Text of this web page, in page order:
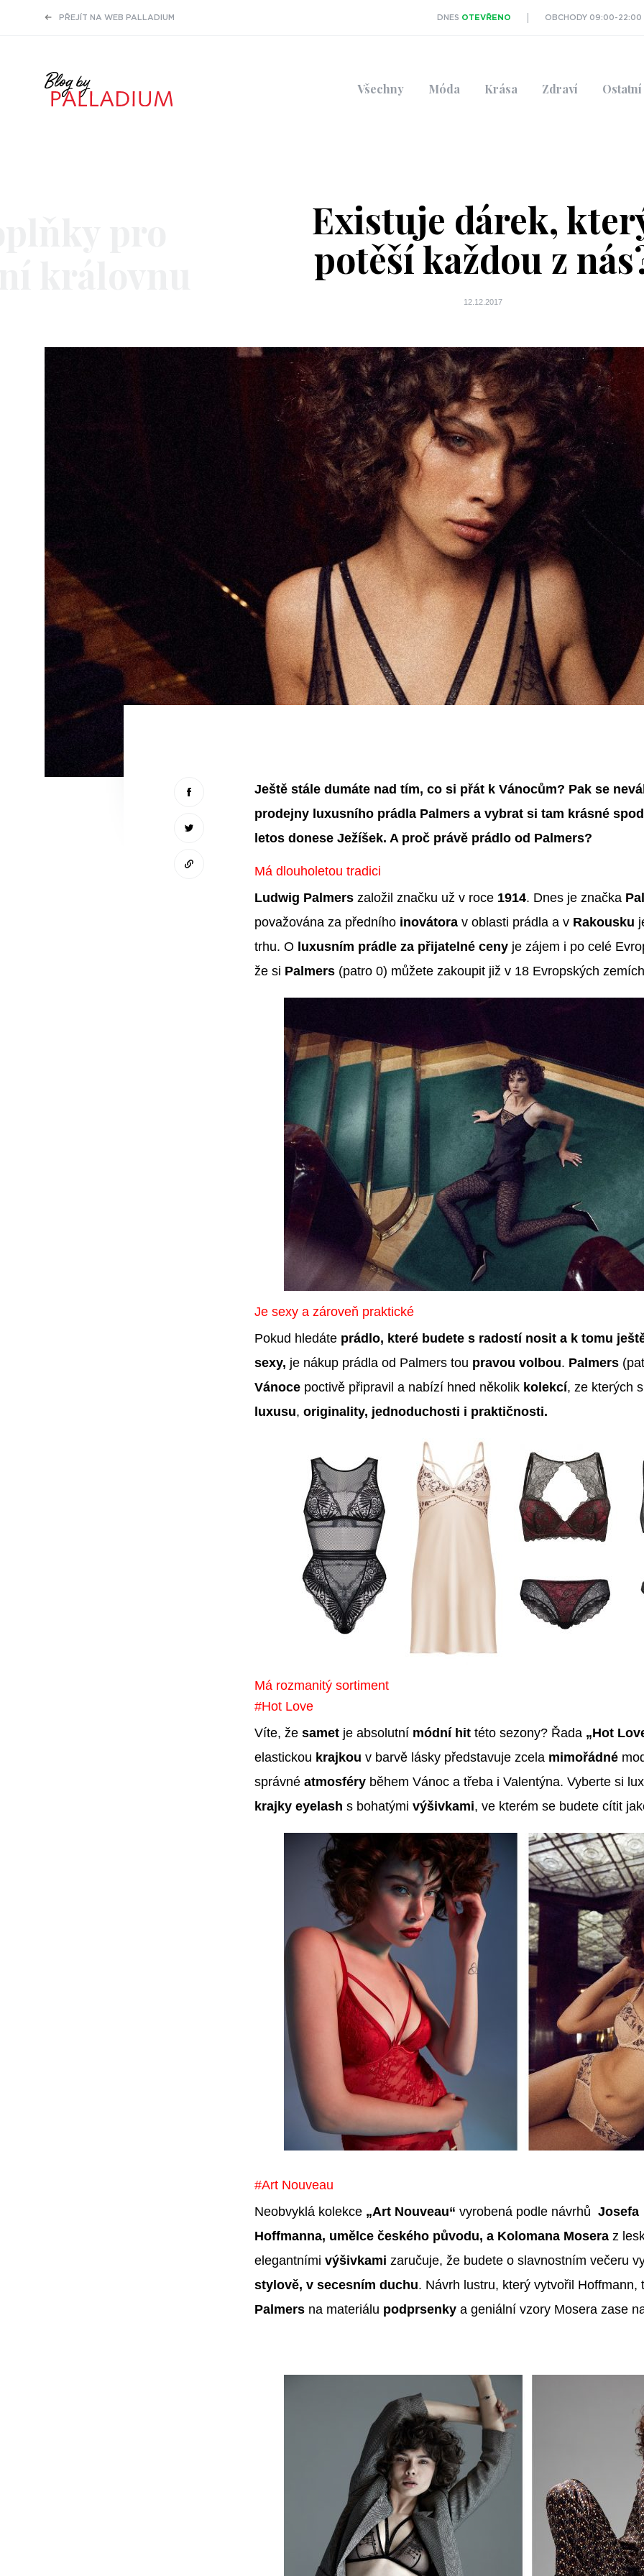
PŘEJÍT NA WEB PALLADIUM DNES OTEVŘENO OBCHODY 09:00-22:00
Všechny Móda Krása Zdraví Ostatní
Existuje dárek,
potěší každou z
12.12.2017
Ještě stále dumáte nad tím, co si přát k Vánocům? Pak se
prodejny luxusního prádla Palmers a vybrat si tam krásné
letos donese Ježíšek. A proč právě prádlo od Palmers?
Má dlouholetou tradici
Ludwig Palmers založil značku už v roce 1914. Dnes je značka
považována za předního inovátora v oblasti prádla a v Rakousku
trhu. O luxusním prádle za přijatelné ceny je zájem i po celé
že si Palmers (patro 0) můžete zakoupit již v 18 Evropských
Je sexy a zároveň praktické
Pokud hledáte prádlo, které budete s radostí nosit a k tomu
sexy, je nákup prádla od Palmers tou pravou volbou. Palmers
Vánoce poctivě připravil a nabízí hned několik kolekcí, ze kterých
luxusu, originality, jednoduchosti i praktičnosti.
Má rozmanitý sortiment
#Hot Love
Víte, že samet je absolutní módní hit této sezony? Řada „Hot
elastickou krajkou v barvě lásky představuje zcela mimořádné
správné atmosféry během Vánoc a třeba i Valentýna. Vyberte si
krajky eyelash s bohatými výšivkami, ve kterém se budete cítit
#Art Nouveau
Neobvyklá kolekce „Art Nouveau“ vyrobená podle návrhů Josefa
Hoffmanna, umělce českého původu, a Kolomana Mosera z
elegantními výšivkami zaručuje, že budete o slavnostním večeru
stylově, v secesním duchu. Návrh lustru, který vytvořil
Palmers na materiálu podprsenky a geniální vzory Mosera zase